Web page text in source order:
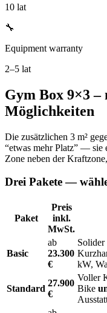
10 lat
🔧
Equipment warranty
2–5 lat
Gym Box 9×3
Möglichkeiten
Die zusätzlichen 3 m²
“etwas mehr Platz” — sie
Zone neben der
Drei Pakete —
Paket
Preis
inkl.
MwSt.
Basic
ab
23.300
€
kW,
Standard
27.900
€
Voller
Bike